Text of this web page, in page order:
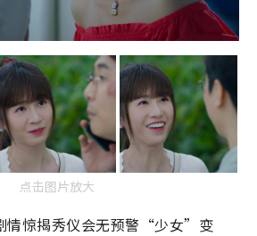
点击图片放大
情惊揭秀仪会无预警“少女”变